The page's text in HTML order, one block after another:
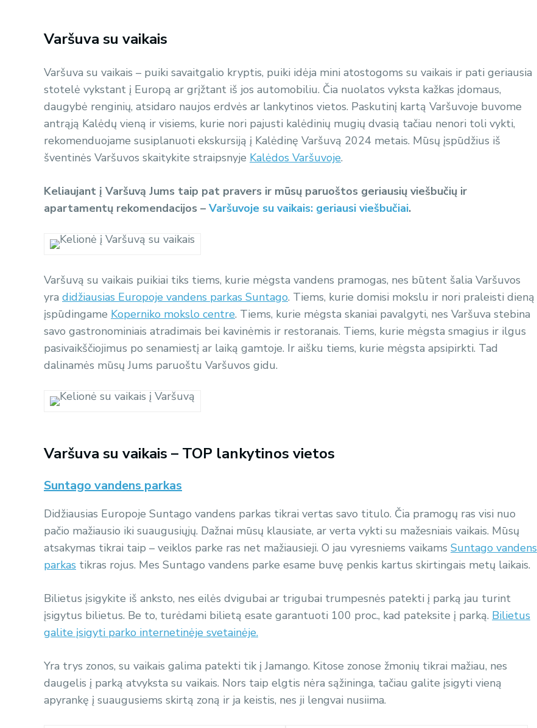
Varšuva su vaikais
Varšuva su vaikais – puiki savaitgalio kryptis, puiki idėja mini atostogoms su vaikais ir pati geriausia
stotelė vykstant į Europą ar grįžtant iš jos automobiliu. Čia nuolatos vyksta kažkas įdomaus,
daugybė renginių, atsidaro naujos erdvės ar lankytinos vietos. Paskutinį kartą Varšuvoje buvome
antrąją Kalėdų vieną ir visiems, kurie nori pajusti kalėdinių mugių dvasią tačiau nenori toli vykti,
rekomenduojame susiplanuoti ekskursiją į Kalėdinę Varšuvą 2024 metais. Mūsų įspūdžius iš
šventinės Varšuvos skaitykite straipsnyje Kalėdos Varšuvoje.
Keliaujant į Varšuvą Jums taip pat pravers ir mūsų paruoštos geriausių viešbučių ir
apartamentų rekomendacijos – Varšuvoje su vaikais: geriausi viešbučiai.
Varšuvą su vaikais puikiai tiks tiems, kurie mėgsta vandens pramogas, nes būtent šalia Varšuvos
yra didžiausias Europoje vandens parkas Suntago. Tiems, kurie domisi mokslu ir nori praleisti dieną
įspūdingame Koperniko mokslo centre. Tiems, kurie mėgsta skaniai pavalgyti, nes Varšuva stebina
savo gastronominiais atradimais bei kavinėmis ir restoranais. Tiems, kurie mėgsta smagius ir ilgus
pasivaikščiojimus po senamiestį ar laiką gamtoje. Ir aišku tiems, kurie mėgsta apsipirkti. Tad
dalinamės mūsų Jums paruoštu Varšuvos gidu.
Varšuva su vaikais – TOP lankytinos vietos
Suntago vandens parkas
Didžiausias Europoje Suntago vandens parkas tikrai vertas savo titulo. Čia pramogų ras visi nuo
pačio mažiausio iki suaugusiųjų. Dažnai mūsų klausiate, ar verta vykti su mažesniais vaikais. Mūsų
atsakymas tikrai taip – veiklos parke ras net mažiausieji. O jau vyresniems vaikams Suntago vandens
parkas tikras rojus. Mes Suntago vandens parke esame buvę penkis kartus skirtingais metų laikais.
Bilietus įsigykite iš anksto, nes eilės dvigubai ar trigubai trumpesnės patekti į parką jau turint
įsigytus bilietus. Be to, turėdami bilietą esate garantuoti 100 proc., kad pateksite į parką. Bilietus
galite įsigyti parko internetinėje svetainėje.
Yra trys zonos, su vaikais galima patekti tik į Jamango. Kitose zonose žmonių tikrai mažiau, nes
daugelis į parką atvyksta su vaikais. Nors taip elgtis nėra sąžininga, tačiau galite įsigyti vieną
apyrankę į suaugusiems skirtą zoną ir ja keistis, nes ji lengvai nusiima.